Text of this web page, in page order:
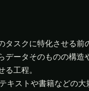
タスクに特化させる前
データそのものの構造
る工程。
キストや書籍などの大